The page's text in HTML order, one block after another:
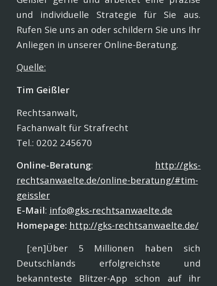
und individuelle Strategie für Sie aus.
Rufen Sie uns an oder schildern Sie uns Ihr
Anliegen in unserer Online-Beratung.
Quelle:
Tim Geißler
Rechtsanwalt,
Fachanwalt für Strafrecht
Tel.: 0202 245670
Online-Beratung: http://gks-
rechtsanwaelte.de/online-beratung/#tim-
geissler
E-Mail: info@gks-rechtsanwaelte.de
Homepage: http://gks-rechtsanwaelte.de/
[:en]Über 5 Millionen haben sich
Deutschlands erfolgreichste und
bekannteste Blitzer-App schon auf ihr